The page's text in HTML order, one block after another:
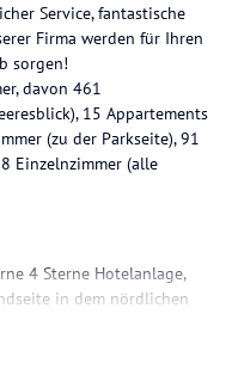
Service, fantastische
Firma werden für Ihren
sorgen!
davon 461
15 Appartements
(zu der Parkseite), 91
Einzelnzimmer (alle
4 Sterne Hotelanlage,
in dem nördlichen